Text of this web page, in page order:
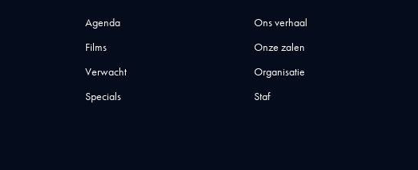
Agenda
Films
Verwacht
Specials
Ons verhaal
Onze zalen
Organisatie
Staf